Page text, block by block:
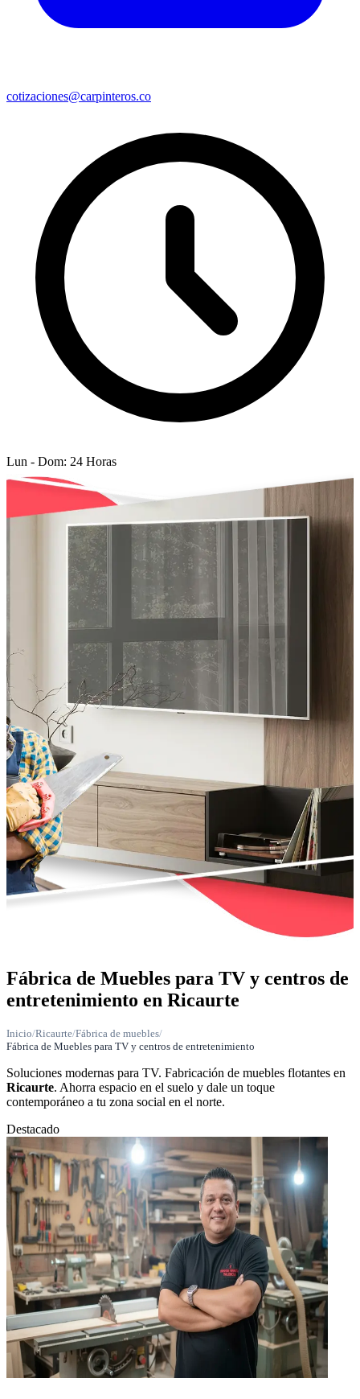
cotizaciones@carpinteros.co
Lun - Dom: 24 Horas
Fábrica de Muebles para TV y centros de
entretenimiento en Ricaurte
Inicio/Ricaurte/Fábrica de muebles/
Fábrica de Muebles para TV y centros de entretenimiento
Soluciones modernas para TV. Fabricación de muebles flotantes en
Ricaurte. Ahorra espacio en el suelo y dale un toque
contemporáneo a tu zona social en el norte.
Destacado